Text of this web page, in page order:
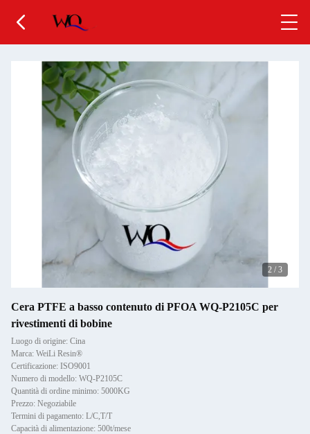
2 / 3
Cera PTFE a basso contenuto di PFOA WQ-P2105C per
rivestimenti di bobine
Luogo di origine: Cina
Marca: WeiLi Resin®
Certificazione: ISO9001
Numero di modello: WQ-P2105C
Quantità di ordine minimo: 5000KG
Prezzo: Negoziabile
Termini di pagamento: L/C,T/T
Capacità di alimentazione: 500t/mese